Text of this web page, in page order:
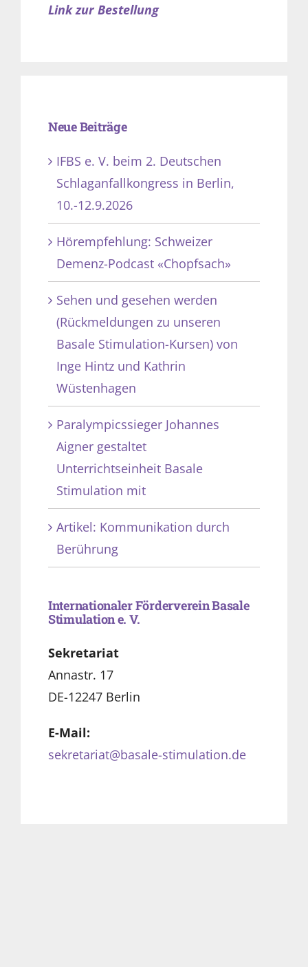
Link zur Bestellung
Neue Beiträge
IFBS e. V. beim 2. Deutschen
Schlaganfallkongress in Berlin,
10.-12.9.2026
Hörempfehlung: Schweizer
Demenz-Podcast «Chopfsach»
Sehen und gesehen werden
(Rückmeldungen zu unseren
Basale Stimulation-Kursen) von
Inge Hintz und Kathrin
Wüstenhagen
Paralympicssieger Johannes
Aigner gestaltet
Unterrichtseinheit Basale
Stimulation mit
Artikel: Kommunikation durch
Berührung
Internationaler Förderverein Basale
Stimulation e. V.
Sekretariat
Annastr. 17
DE-12247 Berlin
E-Mail:
sekretariat@basale-stimulation.de